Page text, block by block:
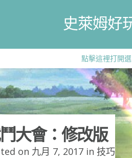
史萊姆好
點擊這裡打開
大會：修改版
on 九月 7, 2017 in 技巧